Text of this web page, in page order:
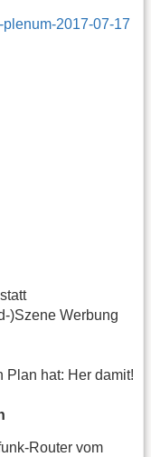
plenum-2017-07-17
)Szene Werbung
Plan hat: Her damit!
Router vom